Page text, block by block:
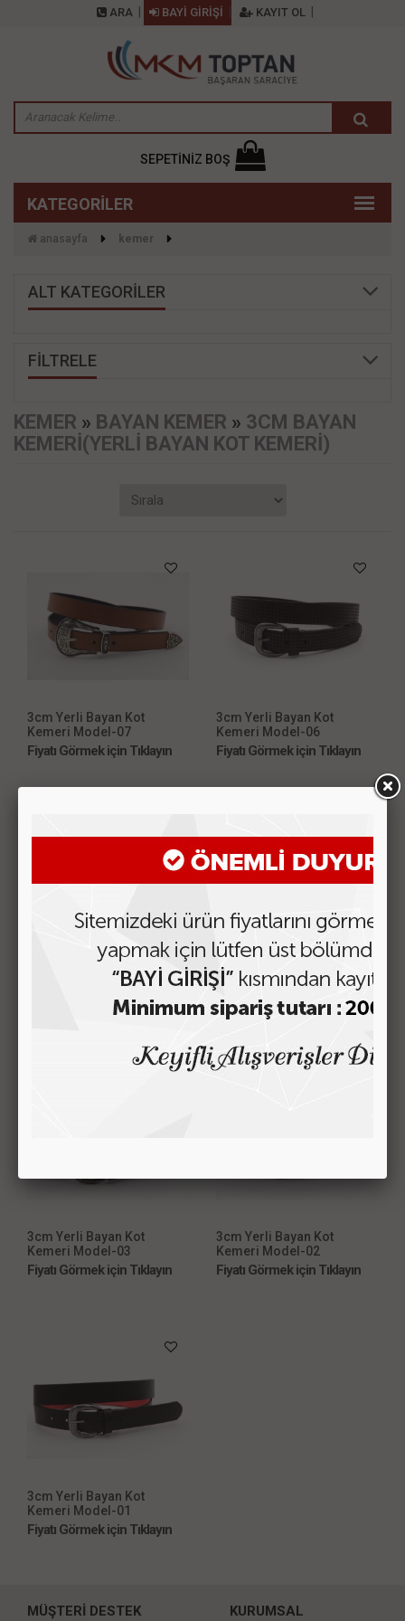
ARA BAYİ GİRİŞİ KAYIT OL
SEPETİNİZ BOŞ
anasayfa kemer
ALT KATEGORİLER
FİLTRELE
KEMER » BAYAN KEMER » 3CM BAYAN
KEMERİ(YERLİ BAYAN KOT KEMERİ)
3cm Yerli Bayan Kot
Kemeri Model-07
Fiyatı Görmek için Tıklayın
3cm Yerli Bayan Kot
Kemeri Model-06
Fiyatı Görmek için Tıklayın
3cm Yerli Bayan Kot
Kemeri Model-05
Fiyatı Görmek için Tıklayın
3cm Yerli Bayan Kot
Kemeri Model-04
Fiyatı Görmek için Tıklayın
3cm Yerli Bayan Kot
Kemeri Model-03
Fiyatı Görmek için Tıklayın
3cm Yerli Bayan Kot
Kemeri Model-02
Fiyatı Görmek için Tıklayın
3cm Yerli Bayan Kot
Kemeri Model-01
Fiyatı Görmek için Tıklayın
MÜŞTERİ DESTEK KURUMSAL